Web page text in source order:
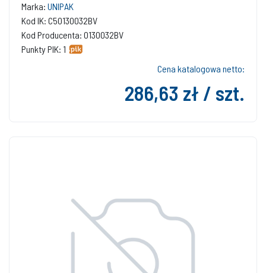
Marka: UNIPAK
Kod IK: C50130032BV
Kod Producenta: 0130032BV
Punkty PIK: 1
Cena katalogowa netto:
286,63 zł / szt.